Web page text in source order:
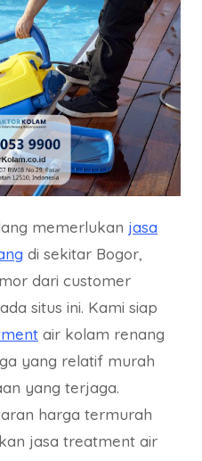
memerlukan jasa
di sekitar Bogor,
dari customer
situs ini. Kami siap
air kolam renang
yang relatif murah
yang terjaga.
harga termurah
jasa treatment air